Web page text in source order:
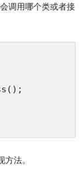
调用哪个类或者接
法。